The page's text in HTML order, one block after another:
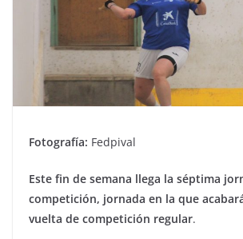
Fotografía: Fedpival
Este fin de semana llega la séptima
competición, jornada en la que
vuelta de competición regular.